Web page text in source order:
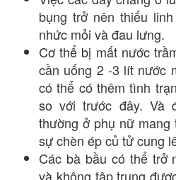
bụng trở nên thiếu
nhức mỏi và đau lưng.
Cơ thể bị mất nước
cần uống 2 -3 lít nước
có thể có thêm tình
so với trước đây. Và
thường ở phụ nữ mang
sự chèn ép củ tử cung
Các bà bầu có thể trở
và không tập trung